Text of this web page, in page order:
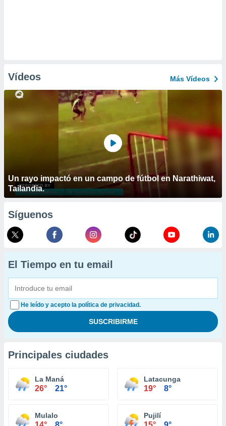
Vídeos Más Vídeos
Un rayo impactó en un campo de fútbol en Narathiwat,
Tailandia.
Síguenos
El Tiempo en tu email
He leído y acepto la política de privacidad.
Principales ciudades
La Maná
26° 21°
Latacunga
19° 8°
Mulalo Pujilí